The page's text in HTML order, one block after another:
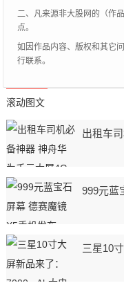
二、凡来源非大股网的（作
点。
如因作品内容、版权和其它
行联系。
滚动图文
出租车
999元蓝
三星10